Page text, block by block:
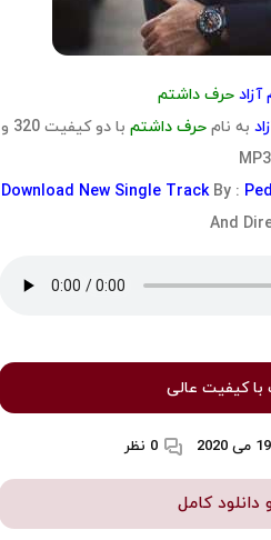
آزاد حرف داشتم
به نام حرف داشتم
با دو کیفیت 320 و
Download New Single Track By :
And
با کیفیت عالی
19 می 2020 0 نظر
کامل